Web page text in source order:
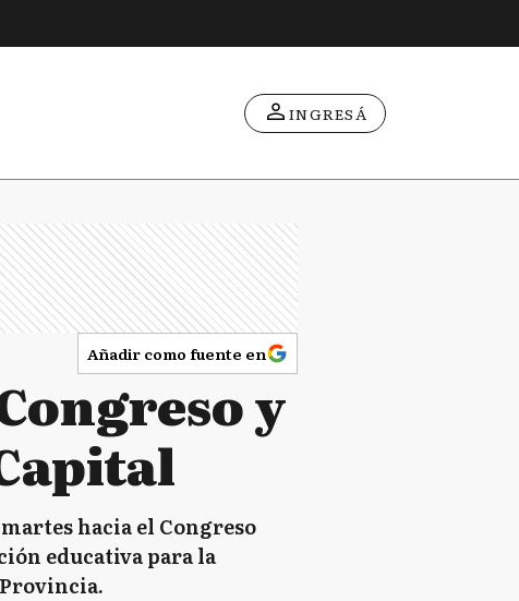
INGRESÁ
Añadir como fuente en
y
hacia el Congreso
educativa para la